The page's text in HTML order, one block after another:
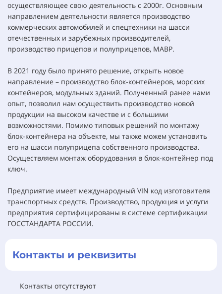
осуществляющее свою деятельность с 2000г. Основным
направлением деятельности является производство
коммерческих автомобилей и спецтехники на шасси
отечественных и зарубежных производителей,
производство прицепов и полуприцепов, МАВР.
В 2021 году было принято решение, открыть новое
направление – производство блок-контейнеров, морских
контейнеров, модульных зданий. Полученный ранее нами
опыт, позволил нам осуществить производство новой
продукции на высоком качестве и с большими
возможностями. Помимо типовых решений по монтажу
блок-контейнера на объекте, мы также можем установить
его на шасси полуприцепа собственного производства.
Осуществляем монтаж оборудования в блок-контейнер под
ключ.
Предприятие имеет международный VIN код изготовителя
транспортных средств. Производство, продукция и услуги
предприятия сертифицированы в системе сертификации
ГОССТАНДАРТА РОССИИ.
Контакты и реквизиты
Контакты отсутствуют